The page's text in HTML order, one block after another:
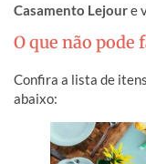
Casamento Lejoure
O que não pode
Confira a lista de
abaixo: